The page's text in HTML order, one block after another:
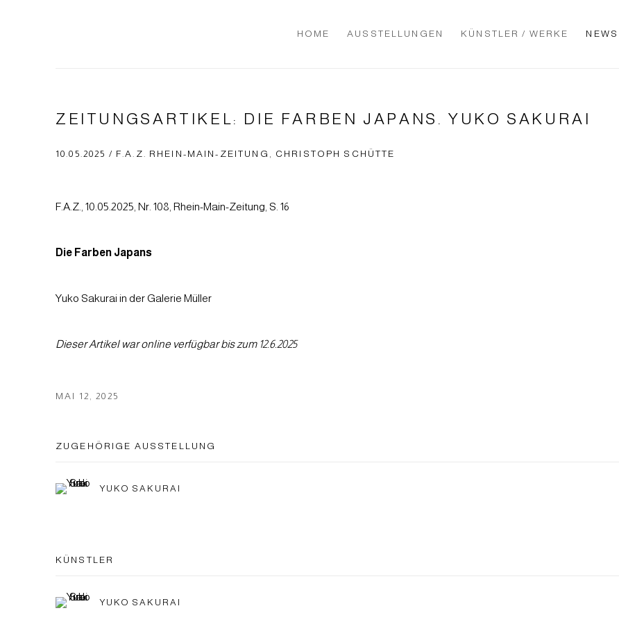
HOME AUSSTELLUNGEN KÜNSTLER / WERKE NEWS
ZEITUNGSARTIKEL: DIE FARBEN JAPANS. YUKO SAKURAI
10.05.2025 / F.A.Z. RHEIN-MAIN-ZEITUNG, CHRIS­TOPH SCHÜT­TE
F.A.Z., 10.05.2025, Nr. 108, Rhein-Main-Zeitung, S. 16
Die Farben Japans
Yuko Sakurai in der Galerie Müller
Dieser Artikel war online verfügbar bis zum 12.6.2025
MAI 12, 2025
ZUGEHÖRIGE AUSSTELLUNG
YUKO SAKURAI
KÜNSTLER
YUKO SAKURAI